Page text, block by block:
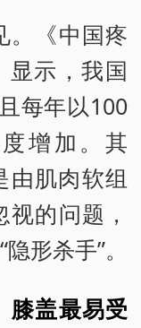
《中国疼
显示，我国
每年以100
增加。其
由肌肉软组
的问题，
形杀手”。
膝盖最易受